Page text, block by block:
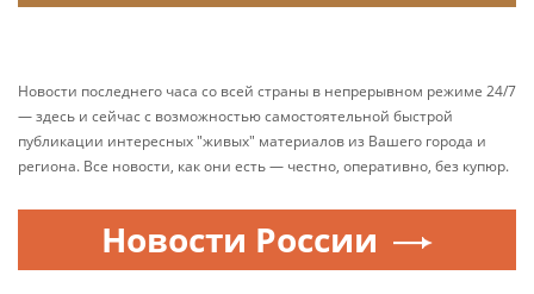
Новости последнего часа со всей страны в непрерывном режиме 24/7
— здесь и сейчас с возможностью самостоятельной быстрой
публикации интересных "живых" материалов из Вашего города и
региона. Все новости, как они есть — честно, оперативно, без купюр.
Новости России